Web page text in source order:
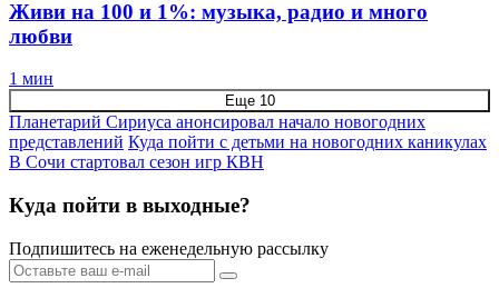
Живи на 100 и 1%: музыка, радио и много
любви
1 мин
Еще 10
Планетарий Сириуса анонсировал начало новогодних
представлений Куда пойти с детьми на новогодних каникулах
В Сочи стартовал сезон игр КВН
Куда пойти в выходные?
Подпишитесь на еженедельную рассылку